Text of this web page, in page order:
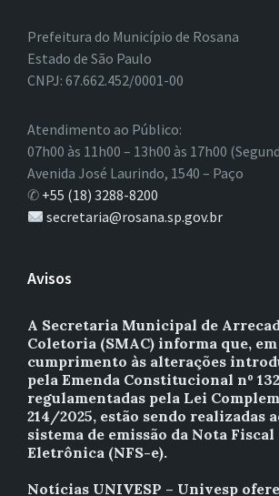
Prefeitura do Município de Rosana
Estado de São Paulo
CNPJ: 67.662.452/0001-00
Atendimento ao Público:
07h00 às 11h00 – 13h00 às 17h00
Avenida José Laurindo, 1540 – Paço
✆ +55 (18) 3288-8200
secretaria@rosana.sp.gov.br
Avisos
A Secretaria Municipal de
Coletoria (SMAC) informa que, em
cumprimento às alterações
pela Emenda Constitucional nº
regulamentadas pela Lei
214/2025, estão sendo realizadas
sistema de emissão da Nota
Eletrônica (NFS-e).
Notícias UNIVESP – Univesp